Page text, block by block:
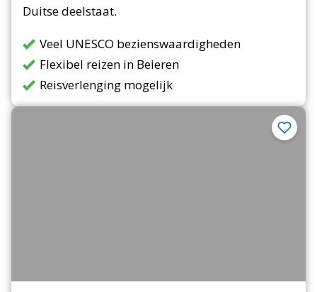
Duitse deelstaat.
Veel UNESCO bezienswaardigheden
Flexibel reizen in Beieren
Reisverlenging mogelijk